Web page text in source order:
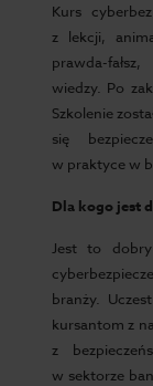
Kurs
z lekcji,
prawda-
wiedzy. Po
Szkolenie
się
w praktyce w
Dla kogo jest
Jest to
branży.
kursantom z
z
w sektorze